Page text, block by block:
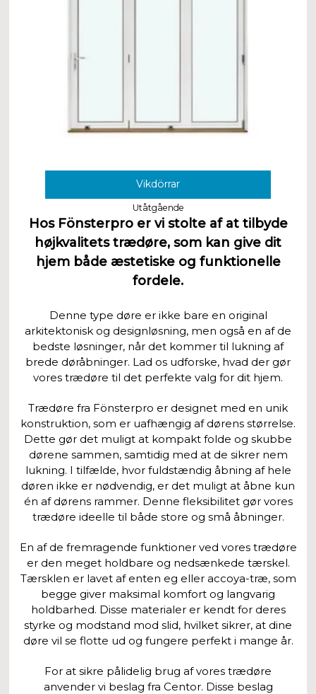
Vikdörrar
Utåtgående
Hos Fönsterpro er vi stolte af at tilbyde
højkvalitets trædøre, som kan give dit
hjem både æstetiske og funktionelle
fordele.
Denne type døre er ikke bare en original
arkitektonisk og designløsning, men også en af de
bedste løsninger, når det kommer til lukning af
brede døråbninger. Lad os udforske, hvad der gør
vores trædøre til det perfekte valg for dit hjem.
Trædøre fra Fönsterpro er designet med en unik
konstruktion, som er uafhængig af dørens størrelse.
Dette gør det muligt at kompakt folde og skubbe
dørene sammen, samtidig med at de sikrer nem
lukning. I tilfælde, hvor fuldstændig åbning af hele
døren ikke er nødvendig, er det muligt at åbne kun
én af dørens rammer. Denne fleksibilitet gør vores
trædøre ideelle til både store og små åbninger.
En af de fremragende funktioner ved vores trædøre
er den meget holdbare og nedsænkede tærskel.
Tærsklen er lavet af enten eg eller accoya-træ, som
begge giver maksimal komfort og langvarig
holdbarhed. Disse materialer er kendt for deres
styrke og modstand mod slid, hvilket sikrer, at dine
døre vil se flotte ud og fungere perfekt i mange år.
For at sikre pålidelig brug af vores trædøre
anvender vi beslag fra Centor. Disse beslag